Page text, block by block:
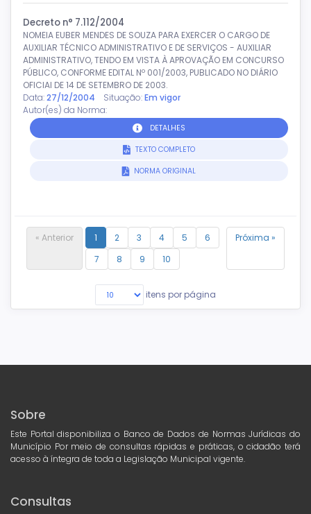
Decreto n° 7.112/2004
NOMEIA EUBER MENDES DE SOUZA PARA EXERCER O CARGO DE
AUXILIAR TÉCNICO ADMINISTRATIVO E DE SERVIÇOS - AUXILIAR
ADMINISTRATIVO, TENDO EM VISTA À APROVAÇÃO EM CONCURSO
PÚBLICO, CONFORME EDITAL Nº 001/2003, PUBLICADO NO DIÁRIO
OFICIAI DE 14 DE SETEMBRO DE 2003.
Data:27/12/2004 Situação: Em vigor
Autor(es) da Norma:
DETALHES
TEXTO COMPLETO
NORMA ORIGINAL
« Anterior 1 2 3 4 5
6
7
8 9 10
Próxima »
itens por página
Sobre
Este Portal disponibiliza o Banco de Dados de Normas Jurídicas do
Município Por meio de consultas rápidas e práticas, o cidadão terá
acesso à íntegra de toda a Legislação Municipal vigente.
Consultas